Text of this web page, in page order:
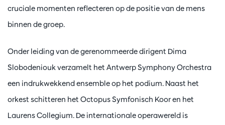
cruciale momenten reflecteren op de positie van de mens
binnen de groep.
Onder leiding van de gerenommeerde dirigent Dima
Slobodeniouk verzamelt het Antwerp Symphony Orchestra
een indrukwekkend ensemble op het podium. Naast het
orkest schitteren het Octopus Symfonisch Koor en het
Laurens Collegium. De internationale operawereld is